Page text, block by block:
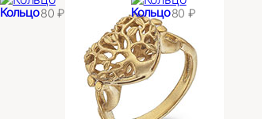
Кольцо80₽ Кольцо80₽